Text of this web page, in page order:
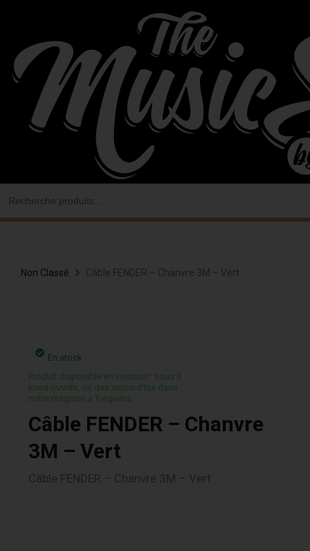
contenu
Non Classé Câble FENDER – Chanvre 3M – Vert
En stock
Produit disponible en livraison¹ sous 3
jours ouvrés, ou des aujourd’hui dans
notre magasin a Trégueux.
Câble FENDER – Chanvre
3M – Vert
Câble FENDER – Chanvre 3M – Vert